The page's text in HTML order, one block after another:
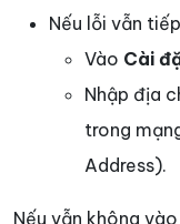
Nếu lỗi vẫn
Vào Cài
Nhập địa
trong
Address).
Nếu vẫn không